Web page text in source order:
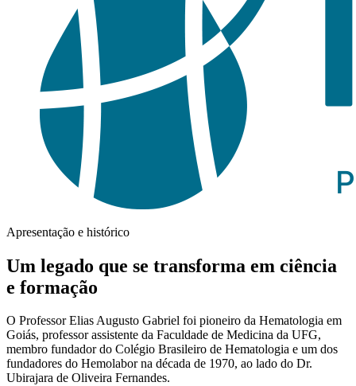
Apresentação e histórico
Um legado que se transforma em ciência
e formação
O Professor Elias Augusto Gabriel foi pioneiro da Hematologia em
Goiás, professor assistente da Faculdade de Medicina da UFG,
membro fundador do Colégio Brasileiro de Hematologia e um dos
fundadores do Hemolabor na década de 1970, ao lado do Dr.
Ubirajara de Oliveira Fernandes.